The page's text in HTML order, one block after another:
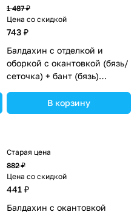
1 487 ₽
Цена со скидкой
743 ₽
Балдахин с отделкой и
оборкой с окантовкой (бязь/
сеточка) + бант (бязь)
ассортименте.В корзину
Старая цена
882 ₽
Цена со скидкой
441 ₽
Балдахин с окантовкой